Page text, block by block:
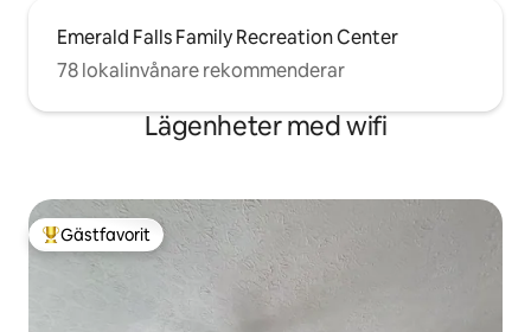
Emerald Falls Family Recreation Center
78 lokalinvånare rekommenderar
Lägenheter med wifi
Populär gästfavorit
Gästfavorit